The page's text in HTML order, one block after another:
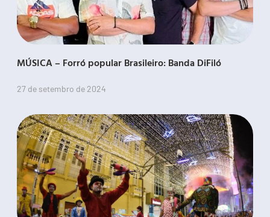
MÚSICA – Forró popular Brasileiro: Banda DiFiló
27 de setembro de 2024